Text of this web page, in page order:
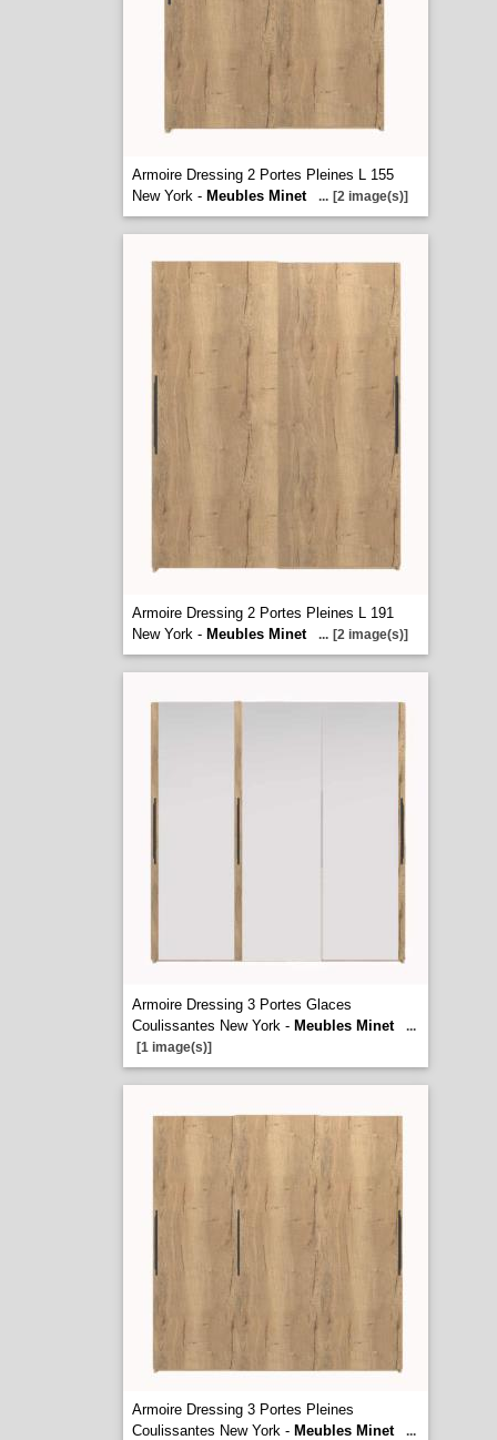
Armoire Dressing 2 Portes Pleines L 155
New York - Meubles Minet ... [2 image(s)]
Armoire Dressing 2 Portes Pleines L 191
New York - Meubles Minet ... [2 image(s)]
Armoire Dressing 3 Portes Glaces
Coulissantes New York - Meubles Minet
...
[1 image(s)]
Armoire Dressing 3 Portes Pleines
Coulissantes New York - Meubles Minet
...